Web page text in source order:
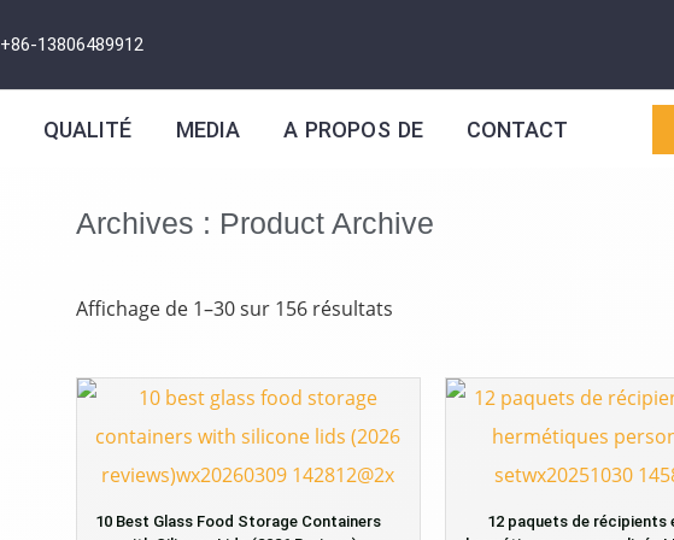
+86-13806489912
QUALITÉ MEDIA A PROPOS DE CONTACT
Archives : Product Archive
Affichage de 1–30 sur 156 résultats
10 Best Glass Food Storage Containers
12 paquets de récipients